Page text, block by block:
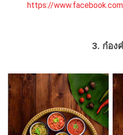
https://
3. ก๋อง